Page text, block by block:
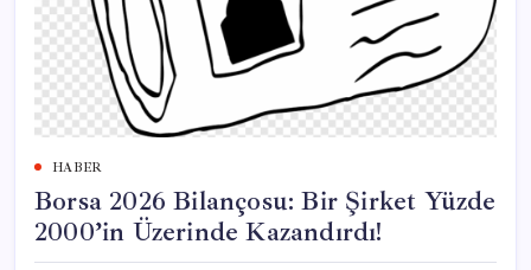
HABER
Borsa 2026 Bilançosu: Bir Şirket Yüzde
2000’in Üzerinde Kazandırdı!